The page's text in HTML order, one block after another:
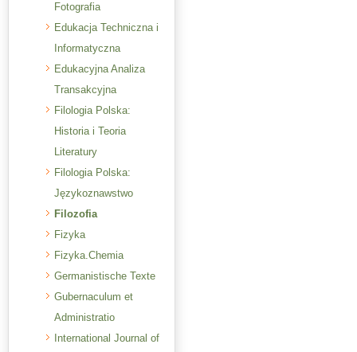
Fotografia
Edukacja Techniczna i
Informatyczna
Edukacyjna Analiza
Transakcyjna
Filologia Polska:
Historia i Teoria
Literatury
Filologia Polska:
Językoznawstwo
Filozofia
Fizyka
Fizyka.Chemia
Germanistische Texte
Gubernaculum et
Administratio
International Journal of